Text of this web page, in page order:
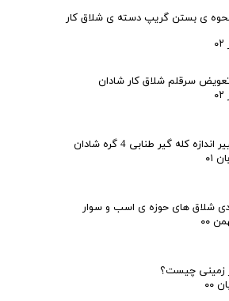
ی بستن گریپ دسته ی شلاق کار
سرقلم شلاق کار شادان
کله گیر طنابی 4 گره شادان
شلاق های حوزه ی اسب و سوار
زمینی چیست؟